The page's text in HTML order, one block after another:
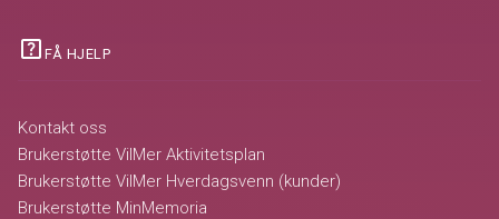
help_center FÅ HJELP
Kontakt oss
Brukerstøtte VilMer Aktivitetsplan
Brukerstøtte VilMer Hverdagsvenn (kunder)
Brukerstøtte MinMemoria